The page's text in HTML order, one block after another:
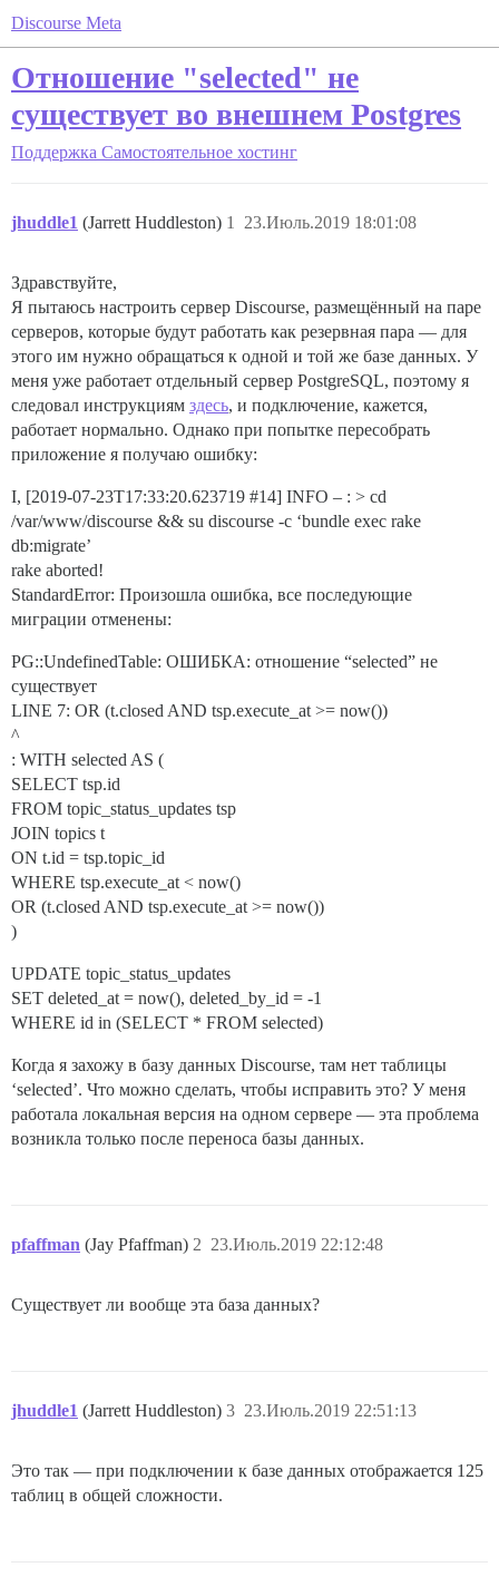
Discourse Meta
Отношение "selected" не
существует во внешнем Postgres
Поддержка Самостоятельное хостинг
jhuddle1 (Jarrett Huddleston) 23.Июль.2019 18:01:08
1
Здравствуйте,
Я пытаюсь настроить сервер Discourse, размещённый на паре
серверов, которые будут работать как резервная пара — для
этого им нужно обращаться к одной и той же базе данных. У
меня уже работает отдельный сервер PostgreSQL, поэтому я
следовал инструкциям здесь, и подключение, кажется,
работает нормально. Однако при попытке пересобрать
приложение я получаю ошибку:
I, [2019-07-23T17:33:20.623719 #14] INFO – : > cd
/var/www/discourse && su discourse -c ‘bundle exec rake
db:migrate’
rake aborted!
StandardError: Произошла ошибка, все последующие
миграции отменены:
PG::UndefinedTable: ОШИБКА: отношение “selected” не
существует
LINE 7: OR (t.closed AND tsp.execute_at >= now())
^
: WITH selected AS (
SELECT tsp.id
FROM topic_status_updates tsp
JOIN topics t
ON t.id = tsp.topic_id
WHERE tsp.execute_at < now()
OR (t.closed AND tsp.execute_at >= now())
)
UPDATE topic_status_updates
SET deleted_at = now(), deleted_by_id = -1
WHERE id in (SELECT * FROM selected)
Когда я захожу в базу данных Discourse, там нет таблицы
‘selected’. Что можно сделать, чтобы исправить это? У меня
работала локальная версия на одном сервере — эта проблема
возникла только после переноса базы данных.
pfaffman (Jay Pfaffman) 23.Июль.2019 22:12:48
2
Существует ли вообще эта база данных?
jhuddle1 (Jarrett Huddleston) 23.Июль.2019 22:51:13
3
Это так — при подключении к базе данных отображается 125
таблиц в общей сложности.